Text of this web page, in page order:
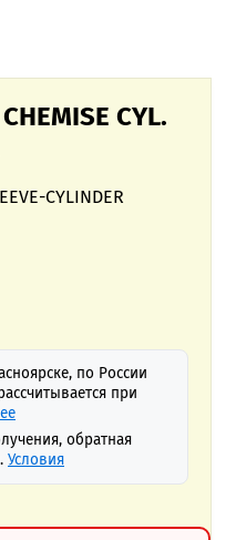
CYL.
CYLINDER
по России
при
обратная
Условия